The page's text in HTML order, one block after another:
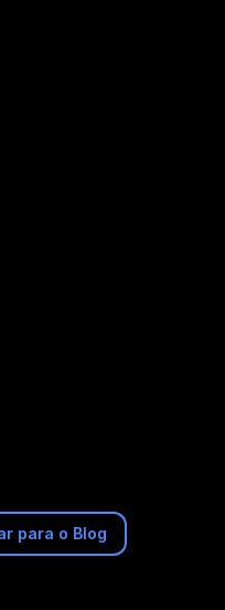
para o Blog